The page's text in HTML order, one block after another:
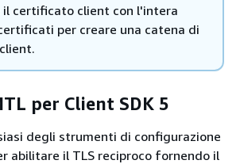
il certificato client con l'intera
per creare una catena di
per Client SDK 5
degli strumenti di configurazione
abilitare il TLS reciproco fornendo il